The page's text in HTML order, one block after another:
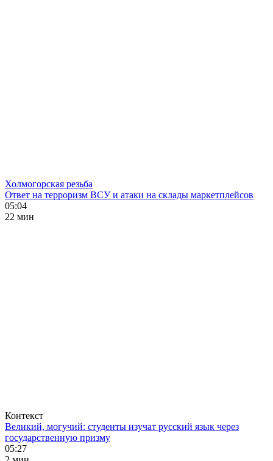
Холмогорская резьба
Ответ на терроризм ВСУ и атаки на склады маркетплейсов
05:04
22 мин
Контекст
Великий, могучий: студенты изучат русский язык через
государственную призму
05:27